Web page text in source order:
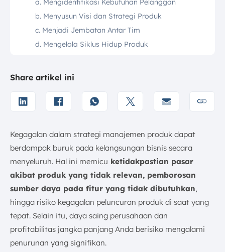
a. Mengidentifikasi Kebutuhan Pelanggan
b. Menyusun Visi dan Strategi Produk
c. Menjadi Jembatan Antar Tim
d. Mengelola Siklus Hidup Produk
4. Dimensi Kunci (5D Vision) Manajemen Produk
b. Define (Definisi)
5. Tahapan Proses Manajemen Produk
a. Pembentukan Ide (Ideation)
b. Penyaringan Ide (Idea Screening)
c. Pengembangan & Pengujian Konsep (Concept
Development and Testing)
d. Pengembangan Strategi Pemasaran (Marketing
Strategy Development)
e. Analisis Bisnis (Business Analysis)
Share artikel ini
Kegagalan dalam strategi manajemen produk dapat
berdampak buruk pada kelangsungan bisnis secara
menyeluruh. Hal ini memicu ketidakpastian pasar
akibat produk yang tidak relevan, pemborosan
sumber daya pada fitur yang tidak dibutuhkan,
hingga risiko kegagalan peluncuran produk di saat yang
tepat. Selain itu, daya saing perusahaan dan
profitabilitas jangka panjang Anda berisiko mengalami
penurunan yang signifikan.